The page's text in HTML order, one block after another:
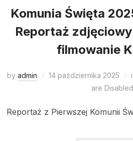
Komunia Święta
Reportaż
filmowanie
by admin 14 października 2025
are Disabled
Reportaż z Pierwszej Komunii